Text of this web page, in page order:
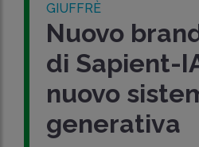
GIUFFRÈ
Nuovo
di Sapient-
nuovo
generativa